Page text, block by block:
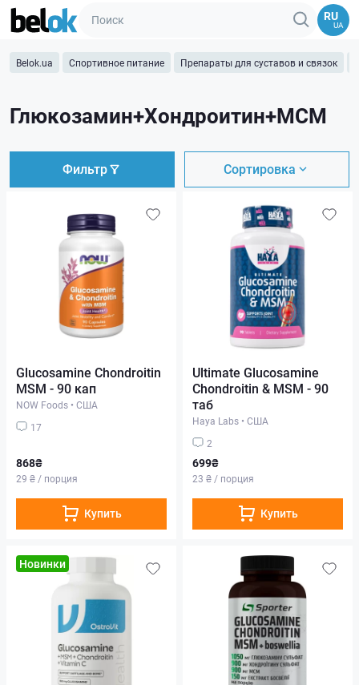
RU
UA
Belok.ua Спортивное питание Препараты для суставов и связок
Глюкозамин+Хондроитин+МСМ
Фильтр Сортировка
Glucosamine Chondroitin
MSM - 90 кап
NOW Foods • США
17
868₴
29 ₴ / порция
Купить
Ultimate Glucosamine
Chondroitin & MSM - 90
таб
Haya Labs • США
2
699₴
23 ₴ / порция
Купить
Новинки